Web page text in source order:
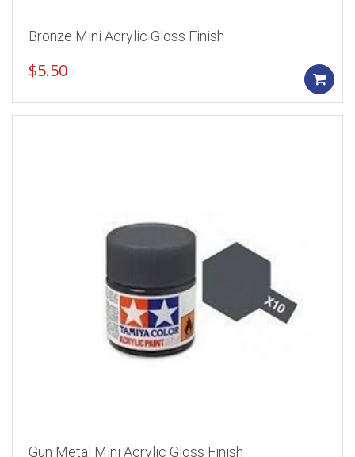
Bronze Mini Acrylic Gloss Finish
$5.50
Gun Metal Mini Acrylic Gloss Finish